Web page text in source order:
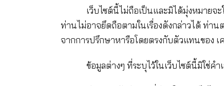
ชีวิตฯจะไม่รับผิดชอบต่อเนื้อหาขอ
บบลิวไอ ประกันชีวิตไม่ว่าด้วยประ
ข้อปฏิเสธความรับผิด